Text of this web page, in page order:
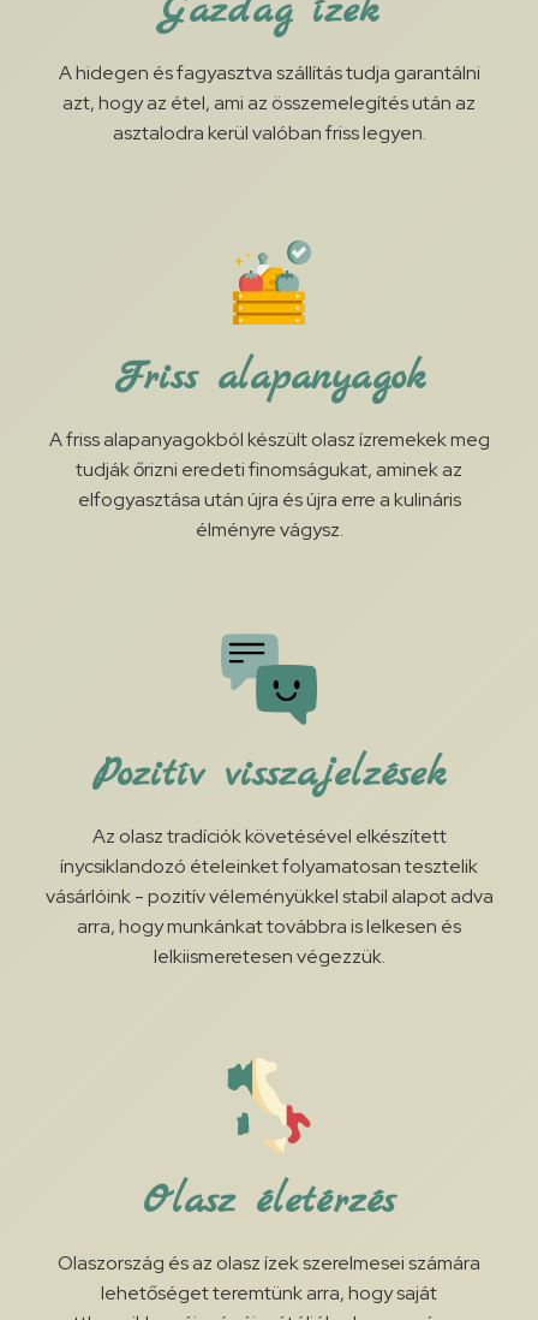
Gazdag ízek
A hidegen és fagyasztva szállítás tudja garantálni
azt, hogy az étel, ami az összemelegítés után az
asztalodra kerül valóban friss legyen.
Friss alapanyagok
A friss alapanyagokból készült olasz ízremekek meg
tudják őrizni eredeti finomságukat, aminek az
elfogyasztása után újra és újra erre a kulináris
élményre vágysz.
Pozitív visszajelzések
Az olasz tradíciók követésével elkészített
ínycsiklandozó ételeinket folyamatosan tesztelik
vásárlóink - pozitív véleményükkel stabil alapot adva
arra, hogy munkánkat továbbra is lelkesen és
lelkiismeretesen végezzük.
Olasz életérzés
Olaszország és az olasz ízek szerelmesei számára
lehetőséget teremtünk arra, hogy saját